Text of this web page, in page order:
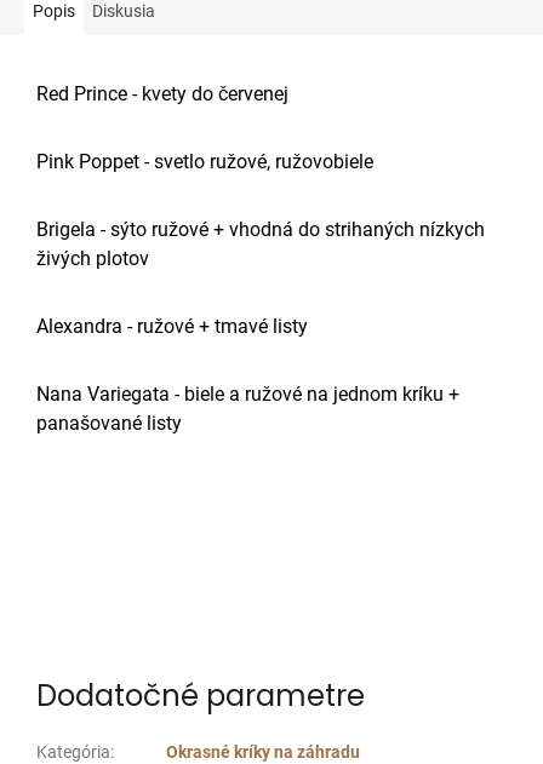
Popis Diskusia
Red Prince - kvety do červenej
Pink Poppet -svetlo ružové, ružovobiele
Brigela -sýto ružové + vhodná do strihaných nízkych
živých plotov
Alexandra - ružové + tmavé listy
Nana Variegata - biele a ružové na jednom kríku +
panašované listy
Dodatočné parametre
Kategória:
Okrasné kríky na záhradu